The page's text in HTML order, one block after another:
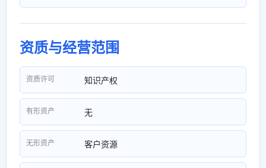
资质与经营范围
资质许可 知识产权
有形资产 无
无形资产 客户资源